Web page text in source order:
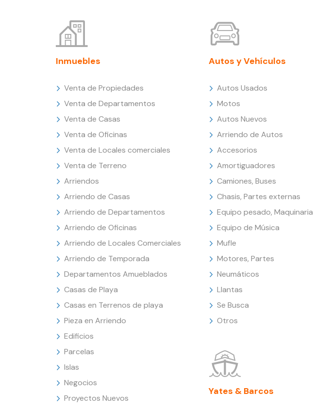
Inmuebles
Venta de Propiedades
Venta de Departamentos
Venta de Casas
Venta de Oficinas
Venta de Locales comerciales
Venta de Terreno
Arriendos
Arriendo de Casas
Arriendo de Departamentos
Arriendo de Oficinas
Arriendo de Locales Comerciales
Arriendo de Temporada
Departamentos Amueblados
Casas de Playa
Casas en Terrenos de playa
Pieza en Arriendo
Edificios
Parcelas
Islas
Negocios
Proyectos Nuevos
Autos y Vehículos
Autos Usados
Motos
Autos Nuevos
Arriendo de Autos
Accesorios
Amortiguadores
Camiones, Buses
Chasis, Partes externas
Equipo pesado, Maquinaria
Equipo de Música
Mufle
Motores, Partes
Neumáticos
Llantas
Se Busca
Otros
Yates & Barcos